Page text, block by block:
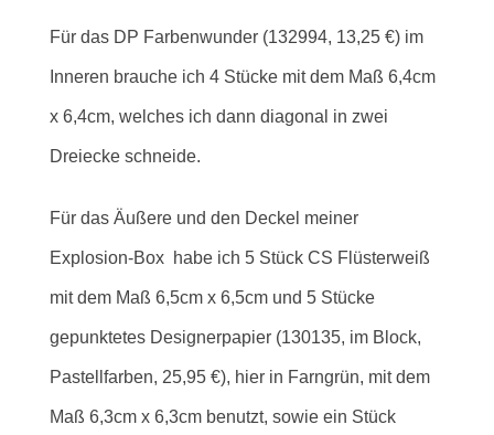
Für das DP Farbenwunder (132994, 13,25 €) im
Inneren brauche ich 4 Stücke mit dem Maß 6,4cm
x 6,4cm, welches ich dann diagonal in zwei
Dreiecke schneide.
Für das Äußere und den Deckel meiner
Explosion-Box habe ich 5 Stück CS Flüsterweiß
mit dem Maß 6,5cm x 6,5cm und 5 Stücke
gepunktetes Designerpapier (130135, im Block,
Pastellfarben, 25,95 €), hier in Farngrün, mit dem
Maß 6,3cm x 6,3cm benutzt, sowie ein Stück